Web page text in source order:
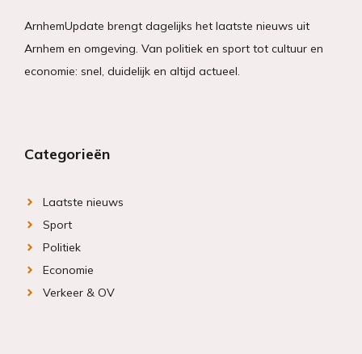
ArnhemUpdate brengt dagelijks het laatste nieuws uit
Arnhem en omgeving. Van politiek en sport tot cultuur en
economie: snel, duidelijk en altijd actueel.
Categorieën
Laatste nieuws
Sport
Politiek
Economie
Verkeer & OV